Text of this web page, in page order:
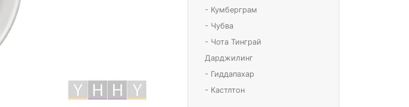
- Кумберграм
- Чубва
- Чота Тинграй
Дарджилинг
- Гиддапахар
- Кастлтон